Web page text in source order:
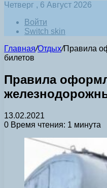
Четверг , 6 Август 2026
Войти
Switch skin
Главная/Отдых/Правила
билетов
Правила
13.02.2021
0 Время чтения: 1 минута